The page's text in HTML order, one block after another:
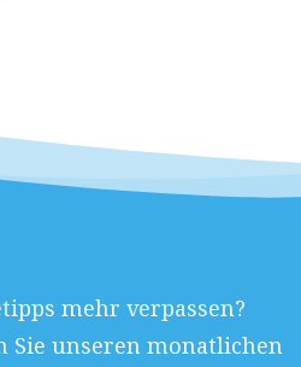
mehr verpassen?
Sie unseren monatlichen